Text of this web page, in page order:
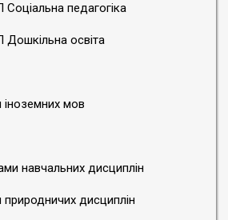
педагогіка
освіта
іноземних мов
навчальних дисциплін
природничих дисциплін